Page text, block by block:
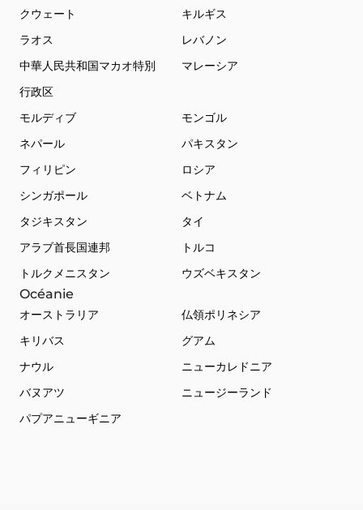
クウェート
キルギス
ラオス
レバノン
中華人民共和国マカオ特別
行政区
マレーシア
モルディブ
モンゴル
ネパール
パキスタン
フィリピン
ロシア
シンガポール
ベトナム
タジキスタン
タイ
アラブ首長国連邦
トルコ
トルクメニスタン
ウズベキスタン
Océanie
オーストラリア
仏領ポリネシア
キリバス
グアム
ナウル
ニューカレドニア
バヌアツ
ニュージーランド
パプアニューギニア